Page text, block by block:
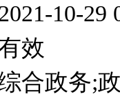
10-29
效
合政务;